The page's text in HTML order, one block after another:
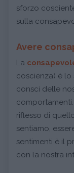
sforzo
sulla
Avere
La
coscienza) è lo
consci delle
riflesso di
sentiamo,
sentimenti è il
con la nostra